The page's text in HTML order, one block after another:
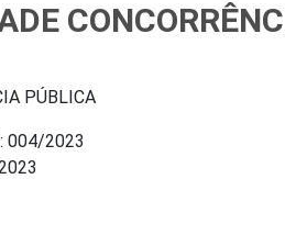
PÚBLICA
004/2023